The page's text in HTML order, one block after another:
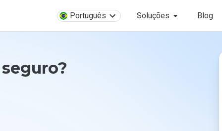
Português Soluções Blog